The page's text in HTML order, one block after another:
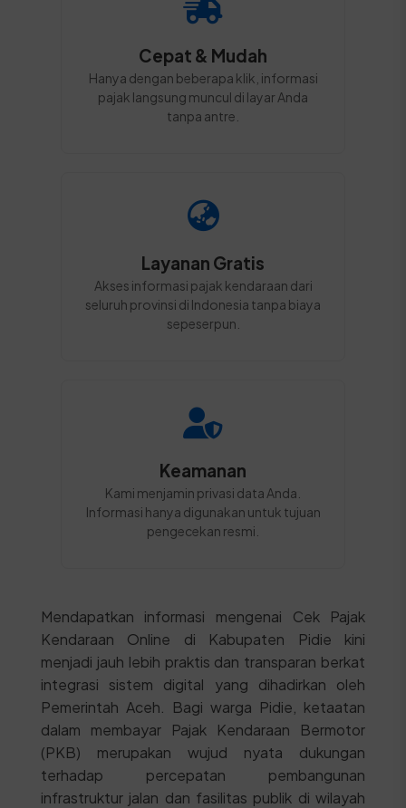
Cepat & Mudah
Hanya dengan beberapa klik, informasi
pajak langsung muncul di layar Anda
tanpa antre.
Layanan Gratis
Akses informasi pajak kendaraan dari
seluruh provinsi di Indonesia tanpa biaya
sepeserpun.
Keamanan
Kami menjamin privasi data Anda.
Informasi hanya digunakan untuk tujuan
pengecekan resmi.
Mendapatkan informasi mengenai Cek Pajak
Kendaraan Online di Kabupaten Pidie kini
menjadi jauh lebih praktis dan transparan berkat
integrasi sistem digital yang dihadirkan oleh
Pemerintah Aceh. Bagi warga Pidie, ketaatan
dalam membayar Pajak Kendaraan Bermotor
(PKB) merupakan wujud nyata dukungan
terhadap percepatan pembangunan
infrastruktur jalan dan fasilitas publik di wilayah